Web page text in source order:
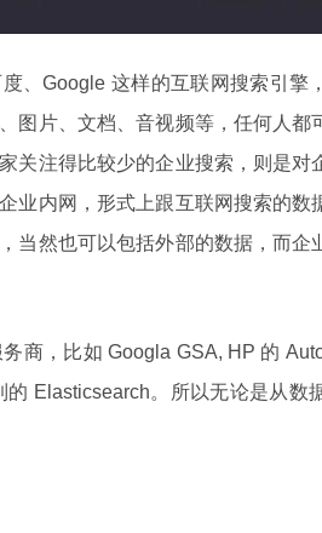
、Google 这样的互联网搜索引擎
图片、文档、音视频等，任何人都
关注得比较少的企业搜索，则是对
业内网，形式上跟互联网搜索的数
当然也可以包括外部的数据，而企
商，比如 Googla GSA, HP 的
Elasticsearch。所以无论是从数